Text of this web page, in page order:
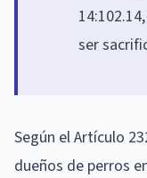
ser
Según el Artículo
dueños de perros